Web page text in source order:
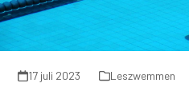
17 juli 2023 Leszwemmen